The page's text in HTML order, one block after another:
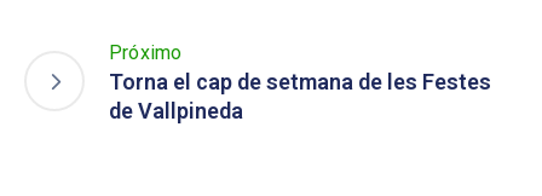
Próximo
Torna el cap de setmana de les Festes
de Vallpineda